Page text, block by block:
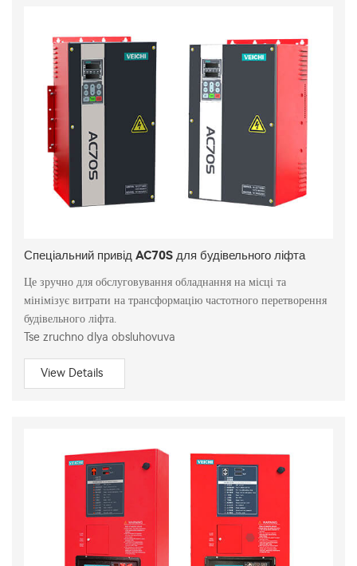
Спеціальний привід AC70S для будівельного ліфта
Це зручно для обслуговування обладнання на місці та
мінімізує витрати на трансформацію частотного перетворення
будівельного ліфта.
Tse zruchno dlya obsluhovuva
View Details